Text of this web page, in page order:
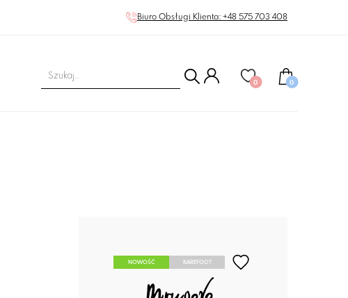
Biuro Obsługi Klienta: +48 575 703 408
0 0
NOWOŚĆ BAREFOOT